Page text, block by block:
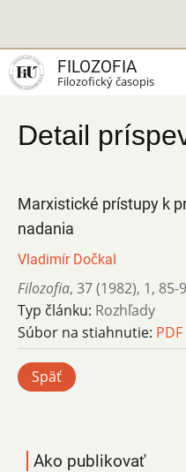
hlavný
obsah
FILOZOFIA
Filozofický časopis
Detail
Marxistické prístupy k
nadania
Vladimír Dočkal
Filozofia, 37 (1982), 1, 85-
Typ článku: Rozhľady
Súbor na stiahnutie: PDF
Späť
Ako publikovať